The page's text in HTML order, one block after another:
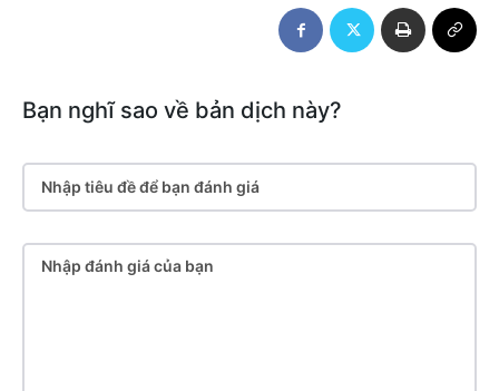
Bạn nghĩ sao về bản dịch này?